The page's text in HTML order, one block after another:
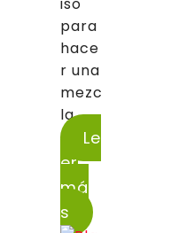
iso
para
hace
r una
mezc
la...
Le
er
má
s